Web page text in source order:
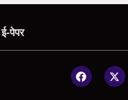
ई-पेपर